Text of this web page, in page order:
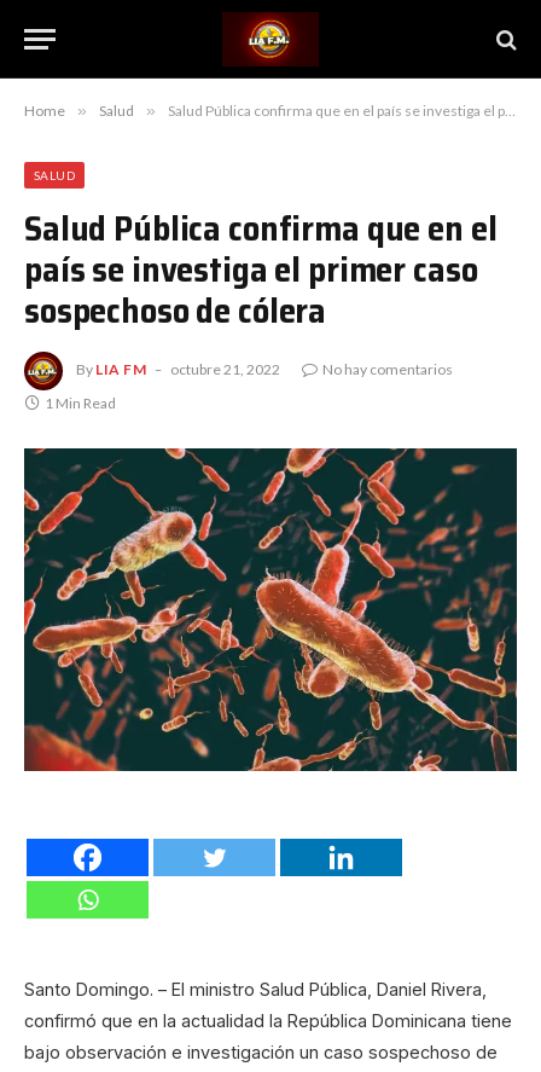
Home » Salud » Salud Pública confirma que en el país se investiga el primer caso sospechoso de cólera
SALUD
Salud Pública confirma que en el
país se investiga el primer caso
sospechoso de cólera
By LIA FM octubre 21, 2022
No hay comentarios
1 Min Read
Santo Domingo. – El ministro Salud Pública, Daniel Rivera,
confirmó que en la actualidad la República Dominicana tiene
bajo observación e investigación un caso sospechoso de